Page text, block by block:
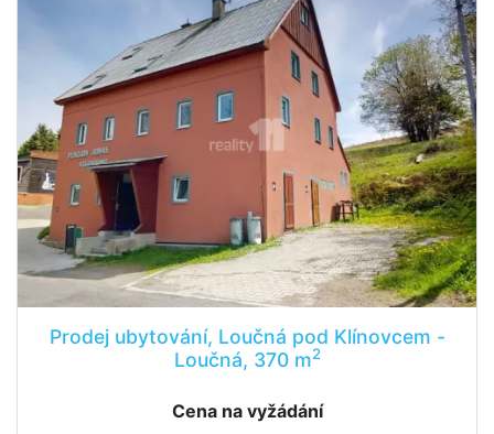
Prodej ubytování, Loučná pod Klínovcem -
Loučná, 370 m2
Cena na vyžádání